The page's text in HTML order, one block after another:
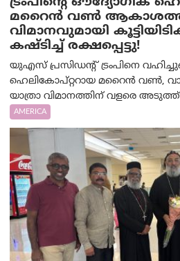
മറൈന്‍ വണ്‍ ആകാശത്ത്
വിമാനവുമായി
കഷ്ടിച്ച് രക്ഷപ്പെട്ടു!
യുഎസ് പ്രസിഡന്റ് ട്രംപിനെ
ഹെലികോപ്റ്ററായ മറൈൻ വൺ,
യാത്രാ വിമാനത്തിന് വളരെ
AMERICA